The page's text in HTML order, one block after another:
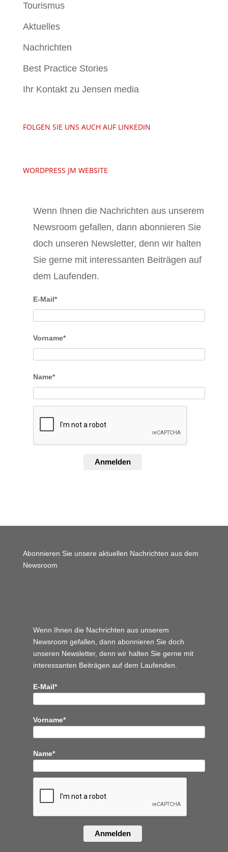
Tourismus
Aktuelles
Nachrichten
Best Practice Stories
Ihr Kontakt zu Jensen media
FOLGEN SIE UNS AUCH AUF LINKEDIN
WORDPRESS JM WEBSITE
Wenn Ihnen die Nachrichten aus unserem
Newsroom gefallen, dann abonnieren Sie
doch unseren Newsletter, denn wir halten
Sie gerne mit interessanten Beiträgen auf
dem Laufenden.
E-Mail*
Vorname*
Name*
Anmelden
Abonnieren Sie unsere aktuellen Nachrichten aus dem
Newsroom
Wenn Ihnen die Nachrichten aus unserem
Newsroom gefallen, dann abonnieren Sie doch
unseren Newsletter, denn wir halten Sie gerne mit
interessanten Beiträgen auf dem Laufenden.
E-Mail*
Vorname*
Name*
Anmelden